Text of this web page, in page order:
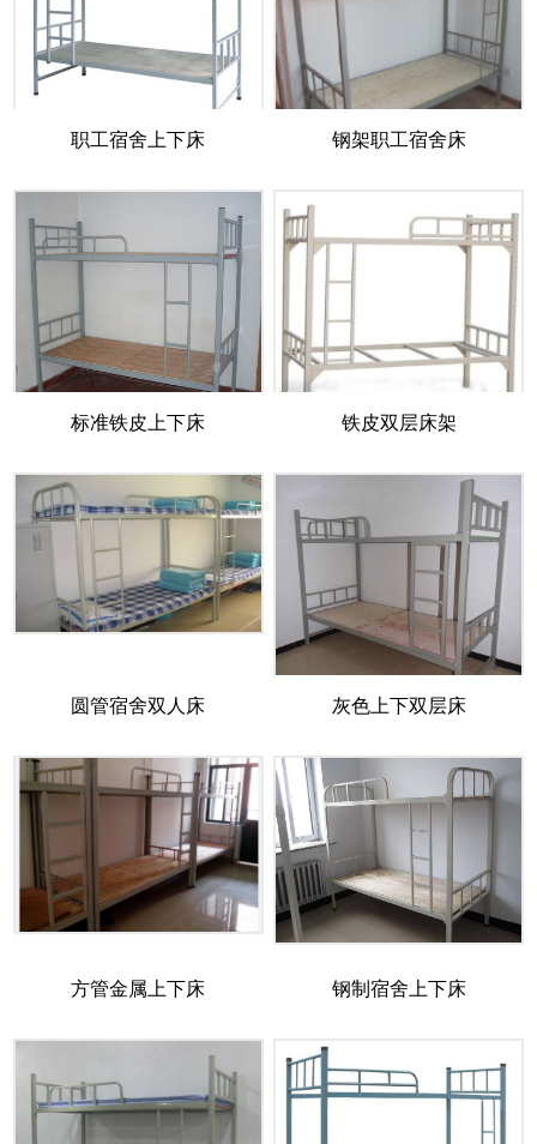
职工宿舍上下床 钢架职工宿舍床
标准铁皮上下床 铁皮双层床架
圆管宿舍双人床 灰色上下双层床
方管金属上下床 钢制宿舍上下床